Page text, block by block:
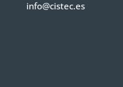
info@cistec.es